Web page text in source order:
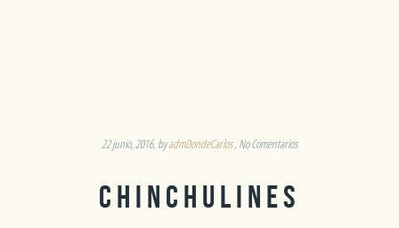
22 junio, 2016 byadmDondeCarlos No Comentarios
CHINCHULINES